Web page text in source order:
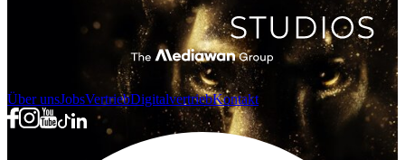
Über unsJobsVertriebDigitalvertriebKontakt